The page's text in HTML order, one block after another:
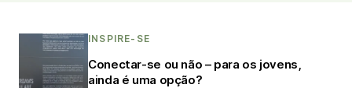
INSPIRE-SE
Conectar-se ou não – para os jovens,
ainda é uma opção?